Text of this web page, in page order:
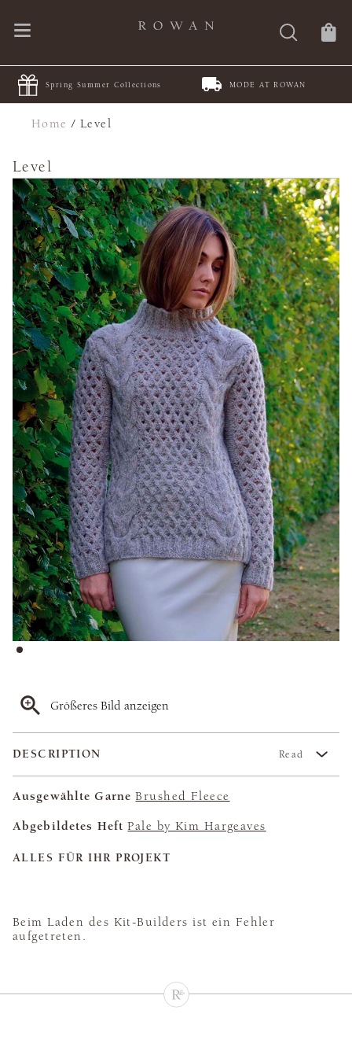
Spring Summer Collections MODE AT ROWAN
Home /Level
Level
Größeres Bild anzeigen
DESCRIPTION Read
Ausgewählte Garne Brushed Fleece
Abgebildetes Heft Pale by Kim Hargeaves
ALLES FÜR IHR PROJEKT
Beim Laden des Kit-Builders ist ein Fehler
aufgetreten.